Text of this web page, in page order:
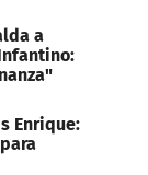
a
Enrique: